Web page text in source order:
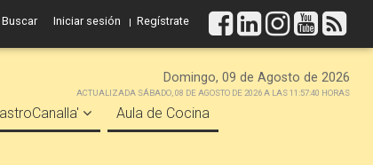
Buscar Iniciar sesión Regístrate
Domingo, 09 de Agosto de 2026
ACTUALIZADA SÁBADO, 08 DE AGOSTO DE 2026 A LAS 11:57:40 HORAS
Aula de Cocina